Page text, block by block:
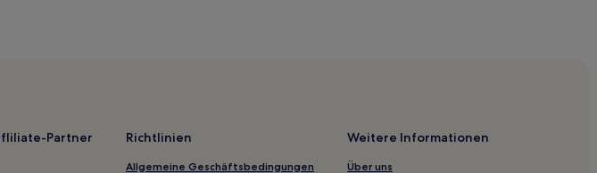
Partner
Richtlinien
Allgemeine Geschäftsbedingungen
Weitere Informationen
Über uns